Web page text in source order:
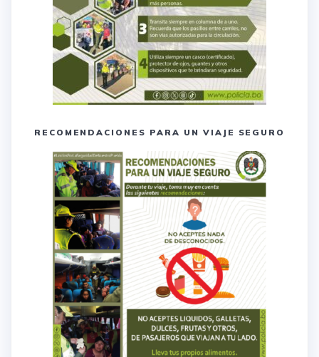
RECOMENDACIONES PARA UN VIAJE SEGURO